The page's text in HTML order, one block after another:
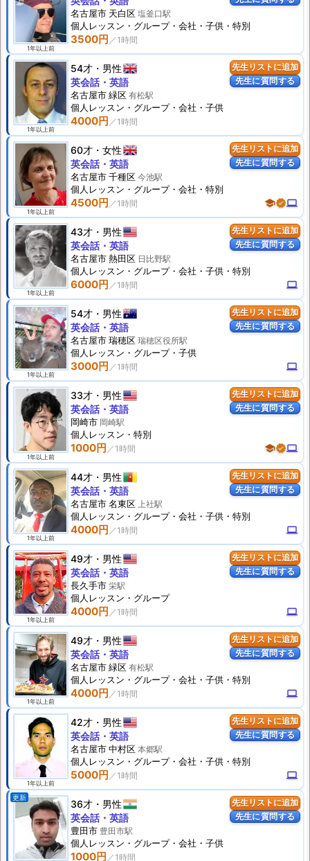
1年以上前
3500円
名古屋市 天白区 塩釜口駅
個人 レッスン ・グループ・会社・子供・特別
先生リストに追加
先生に質問する
1年以上前
54才 男性
4000円
英会話・英語
名古屋市 緑区 有松駅
個人 レッスン ・グループ・会社・子供
先生リストに追加
先生に質問する
1年以上前
60才 女性
4500円 schoolverifiedcomputer
英会話・英語
名古屋市 千種区 今池駅
個人 レッスン ・グループ・会社・特別
先生リストに追加
先生に質問する
1年以上前
43才 男性
6000円 computer
英会話・英語
名古屋市 熱田区 日比野駅
個人 レッスン ・グループ・会社・子供・特別
先生リストに追加
先生に質問する
1年以上前
54才 男性
3000円 computer
英会話・英語
名古屋市 瑞穂区 瑞穂区役所駅
個人 レッスン ・グループ・子供
先生リストに追加
先生に質問する
1年以上前
33才 男性
1000円 schoolverifiedcomputer
英会話・英語
岡崎市 岡崎駅
個人 レッスン ・特別
先生リストに追加
先生に質問する
1年以上前
44才 男性
4000円 computer
英会話・英語
名古屋市 名東区 上社駅
個人 レッスン ・グループ・会社・子供・特別
先生リストに追加
先生に質問する
1年以上前
49才 男性
4000円 computer
英会話・英語
長久手市 栄駅
個人 レッスン ・グループ
先生リストに追加
先生に質問する
1年以上前
49才 男性
4000円 computer
英会話・英語
名古屋市 緑区 有松駅
個人 レッスン ・グループ・会社・子供・特別
先生リストに追加
先生に質問する
1年以上前
42才 男性
5000円 computer
英会話・英語
名古屋市 中村区 本郷駅
個人 レッスン ・グループ・会社・子供・特別
先生リストに追加
先生に質問する
更新
36才 男性
1000円
英会話・英語
豊田市 豊田市駅
個人 レッスン ・グループ・会社・子供